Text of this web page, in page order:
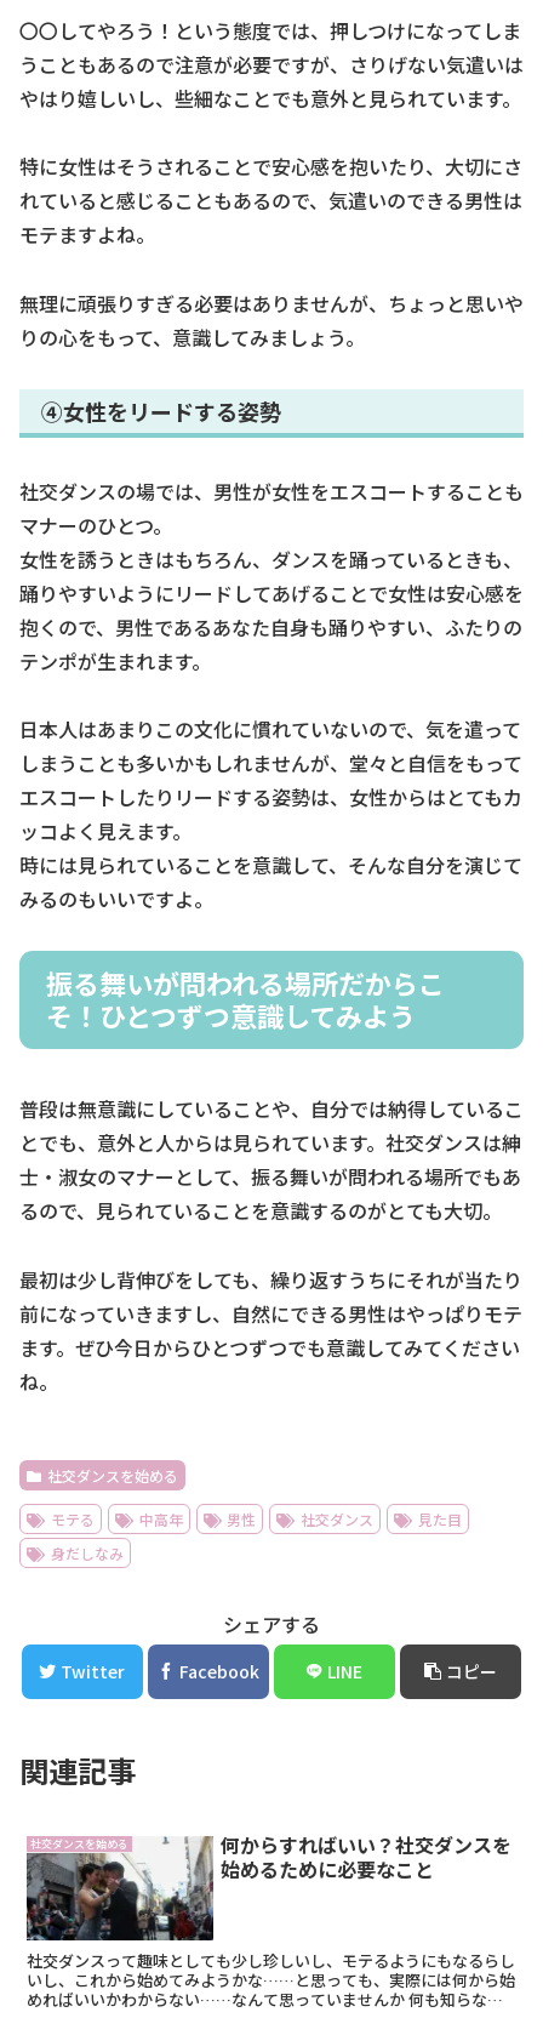
〇〇してやろう！という態度では、押しつけになってしま
うこともあるので注意が必要ですが、さりげない気遣いは
やはり嬉しいし、些細なことでも意外と見られています。
特に女性はそうされることで安心感を抱いたり、大切にさ
れていると感じることもあるので、気遣いのできる男性は
モテますよね。
無理に頑張りすぎる必要はありませんが、ちょっと思いや
りの心をもって、意識してみましょう。
④女性をリードする姿勢
社交ダンスの場では、男性が女性をエスコートすることも
マナーのひとつ。
女性を誘うときはもちろん、ダンスを踊っているときも、
踊りやすいようにリードしてあげることで女性は安心感を
抱くので、男性であるあなた自身も踊りやすい、ふたりの
テンポが生まれます。
日本人はあまりこの文化に慣れていないので、気を遣って
しまうことも多いかもしれませんが、堂々と自信をもって
エスコートしたりリードする姿勢は、女性からはとてもカ
ッコよく見えます。
時には見られていることを意識して、そんな自分を演じて
みるのもいいですよ。
振る舞いが問われる場所だからこ
そ！ひとつずつ意識してみよう
普段は無意識にしていることや、自分では納得しているこ
とでも、意外と人からは見られています。社交ダンスは紳
士・淑女のマナーとして、振る舞いが問われる場所でもあ
るので、見られていることを意識するのがとても大切。
最初は少し背伸びをしても、繰り返すうちにそれが当たり
前になっていきますし、自然にできる男性はやっぱりモテ
ます。ぜひ今日からひとつずつでも意識してみてください
ね。
社交ダンスを始める
モテる 中高年 男性 社交ダンス
見た目
身だしなみ
シェアする
Twitter Facebook LINE コピー
関連記事
社交ダンスを始める
何からすればいい？社交ダンスを
始めるために必要なこと
社交ダンスって趣味としても少し珍しいし、モテるようにもなるらし
いし、これから始めてみようかな……と思っても、実際には何から始
めればいいかわからない……なんて思っていませんか 何も知らない